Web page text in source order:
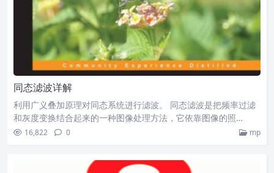
同态滤波详解
利用广义叠加原理对同态系统进行滤波。 同态滤波是把频率过滤
和灰度变换结合起来的一种图像处理方法，它依靠图像的照…
16,822 0 mp